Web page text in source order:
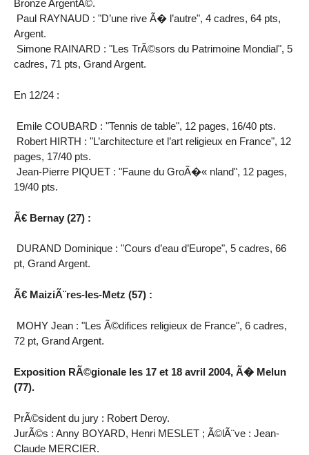
Bronze ArgentÃ©.
Paul RAYNAUD : "D’une rive Ã� l’autre", 4 cadres, 64 pts,
Argent.
Simone RAINARD : "Les TrÃ©sors du Patrimoine Mondial", 5
cadres, 71 pts, Grand Argent.
En 12/24 :
Emile COUBARD : "Tennis de table", 12 pages, 16/40 pts.
Robert HIRTH : "L’architecture et l’art religieux en France", 12
pages, 17/40 pts.
Jean-Pierre PIQUET : "Faune du GroÃ�« nland", 12 pages,
19/40 pts.
Ã€ Bernay (27) :
DURAND Dominique : "Cours d’eau d’Europe", 5 cadres, 66
pt, Grand Argent.
Ã€ MaiziÃ¨res-les-Metz (57) :
MOHY Jean : "Les Ã©difices religieux de France", 6 cadres,
72 pt, Grand Argent.
Exposition RÃ©gionale les 17 et 18 avril 2004, Ã� Melun
(77).
PrÃ©sident du jury : Robert Deroy.
JurÃ©s : Anny BOYARD, Henri MESLET ; Ã©lÃ¨ve : Jean-
Claude MERCIER.